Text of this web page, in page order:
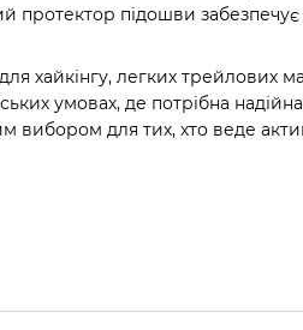
протектор підошви забезпечує
хайкінгу, легких трейлових
умовах, де потрібна
вибором для тих, хто веде